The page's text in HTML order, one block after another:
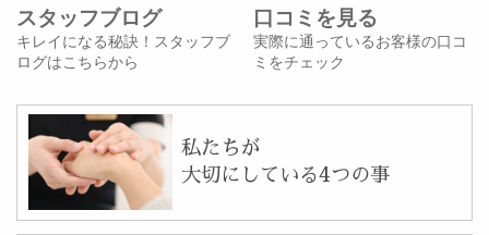
スタッフブログ
キレイになる秘訣！スタッフブ
ログはこちらから
口コミを見る
実際に通っているお客様の口コ
ミをチェック
私たちが
大切にしている4つの事